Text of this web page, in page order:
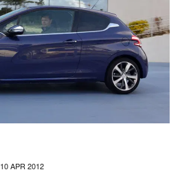
10 APR 2012